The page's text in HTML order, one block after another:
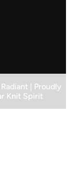
| Proudly
Knit Spirit